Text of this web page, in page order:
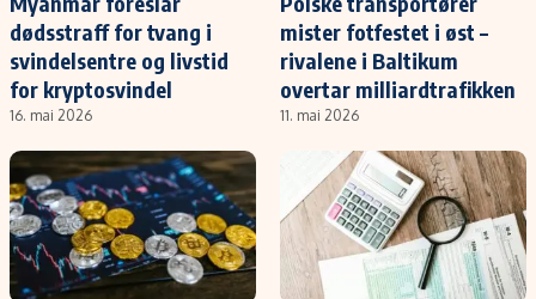
dødsstraff for tvang i
svindelsentre og livstid
for kryptosvindel
16. mai 2026
mister fotfestet i øst –
rivalene i Baltikum
overtar milliardtrafikken
11. mai 2026